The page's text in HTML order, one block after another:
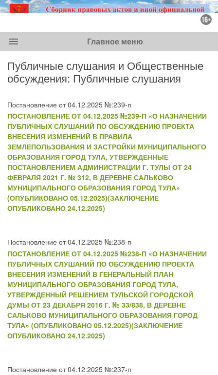
menu Главное меню
Публичные слушания и Общественные
обсуждения: Публичные слушания
Постановление от 04.12.2025 №:239-п
ПОСТАНОВЛЕНИЕ ОТ 04.12.2025 №239-П «О НАЗНАЧЕНИИ
ПУБЛИЧНЫХ СЛУШАНИЙ ПО ОБСУЖДЕНИЮ ПРОЕКТА
ВНЕСЕНИЯ ИЗМЕНЕНИЙ В ПРАВИЛА
ЗЕМЛЕПОЛЬЗОВАНИЯ И ЗАСТРОЙКИ МУНИЦИПАЛЬНОГО
ОБРАЗОВАНИЯ ГОРОД ТУЛА, УТВЕРЖДЕННЫЕ
ПОСТАНОВЛЕНИЕМ АДМИНИСТРАЦИИ Г. ТУЛЫ ОТ 24
ФЕВРАЛЯ 2021 Г. № 312, В ДЕРЕВНЕ САЛЬКОВО
МУНИЦИПАЛЬНОГО ОБРАЗОВАНИЯ ГОРОД ТУЛА»
(ОПУБЛИКОВАНО 05.12.2025)(ЗАКЛЮЧЕНИЕ
ОПУБЛИКОВАНО 24.12.2025)
Постановление от 04.12.2025 №:238-п
ПОСТАНОВЛЕНИЕ ОТ 04.12.2025 №238-П «О НАЗНАЧЕНИИ
ПУБЛИЧНЫХ СЛУШАНИЙ ПО ОБСУЖДЕНИЮ ПРОЕКТА
ВНЕСЕНИЯ ИЗМЕНЕНИЙ В ГЕНЕРАЛЬНЫЙ ПЛАН
МУНИЦИПАЛЬНОГО ОБРАЗОВАНИЯ ГОРОД ТУЛА,
УТВЕРЖДЕННЫЙ РЕШЕНИЕМ ТУЛЬСКОЙ ГОРОДСКОЙ
ДУМЫ ОТ 23 ДЕКАБРЯ 2016 Г. № 33/838, В ДЕРЕВНЕ
САЛЬКОВО МУНИЦИПАЛЬНОГО ОБРАЗОВАНИЯ ГОРОД
ТУЛА» (ОПУБЛИКОВАНО 05.12.2025)(ЗАКЛЮЧЕНИЕ
ОПУБЛИКОВАНО 24.12.2025)
Постановление от 04.12.2025 №:237-п